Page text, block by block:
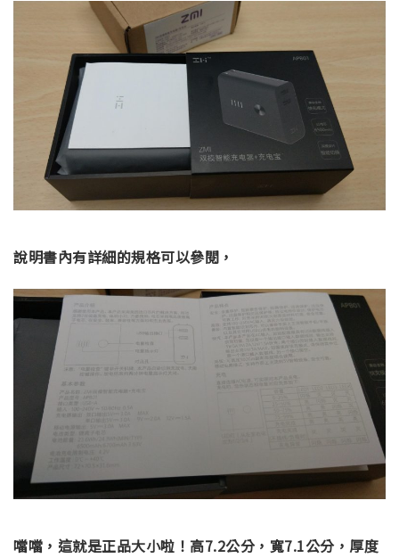
說明書內有詳細的規格可以參閱，
噹噹，這就是正品大小啦！高7.2公分，寬7.1公分，厚度